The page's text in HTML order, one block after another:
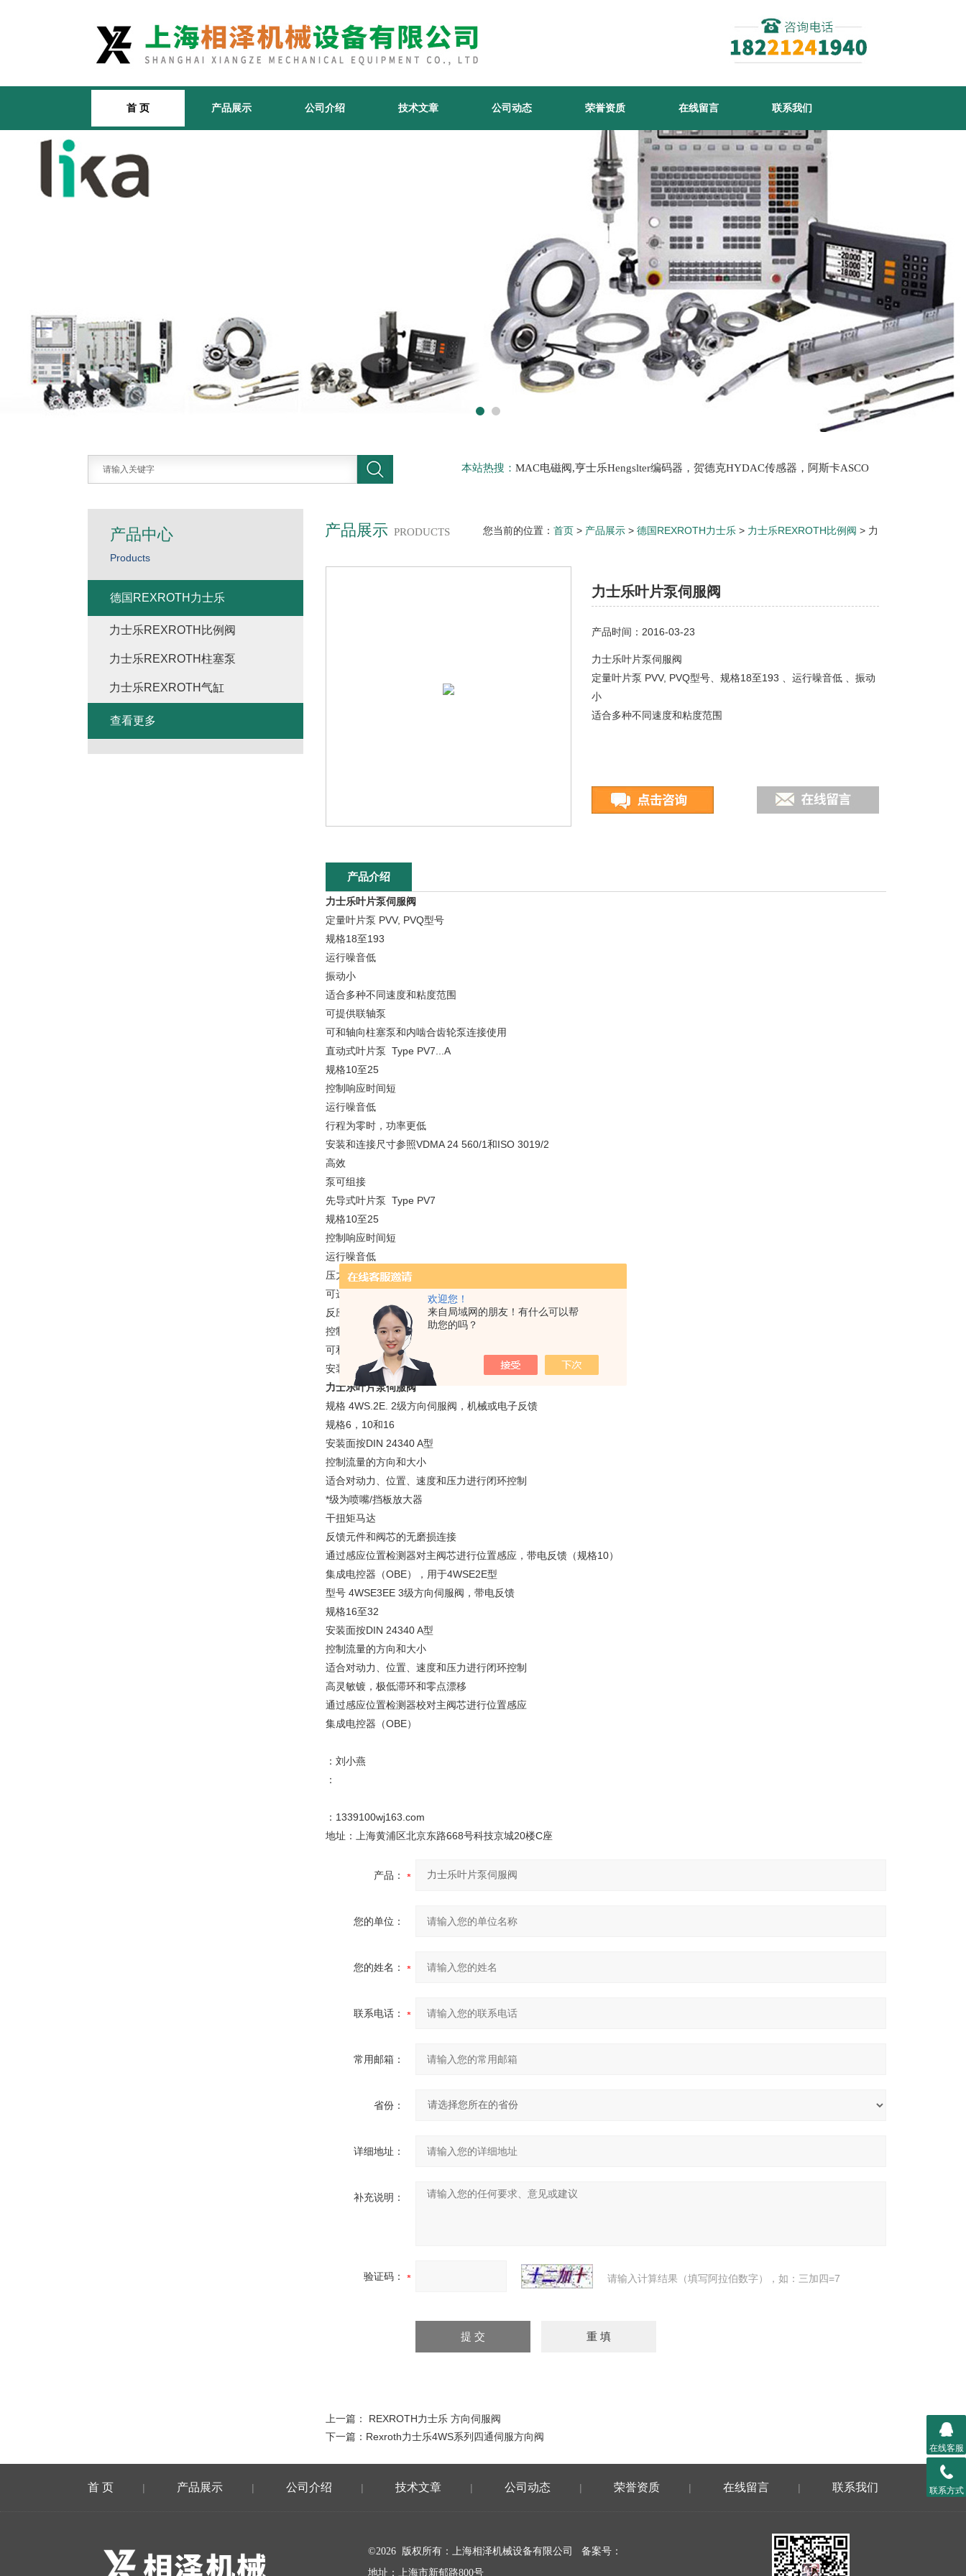
欢迎您！
来自局域网的朋友！有什么可以帮
助您的吗？
首 页 产品展示 公司介绍 技术文章 公司动态 荣誉资质 在线留言 联系我们
本站热搜： MAC电磁阀,亨士乐Hengslter编码器，贺德克HYDAC传感器，阿斯卡ASCO
产品展示 PRODUCTS 您当前的位置： 首页 > 产品展示 > 德国REXROTH力士乐 > 力士乐REXROTH比例阀 > 力
力士乐叶片泵伺服阀
产品时间：2016-03-23
力士乐叶片泵伺服阀
定量叶片泵 PVV, PVQ型号、规格18至193 、运行噪音低 、振动
小
适合多种不同速度和粘度范围
产品介绍
力士乐叶片泵伺服阀
定量叶片泵 PVV, PVQ型号
规格18至193
运行噪音低
振动小
适合多种不同速度和粘度范围
可提供联轴泵
可和轴向柱塞泵和内啮合齿轮泵连接使用
直动式叶片泵 Type PV7...A
规格10至25
控制响应时间短
运行噪音低
行程为零时，功率更低
安装和连接尺寸参照VDMA 24 560/1和ISO 3019/2
高效
泵可组接
先导式叶片泵 Type PV7
规格10至25
控制响应时间短
运行噪音低
压力和流量可控制
可选择性地锁定控制执行器
反应快，滞回时间短
控制响应时间短
可和标准泵组接
安装和连接尺寸参照VDMA 24 560/1和ISO 3019/2
力士乐叶片泵伺服阀
规格 4WS.2E. 2级方向伺服阀，机械或电子反馈
规格6，10和16
安装面按DIN 24340 A型
控制流量的方向和大小
适合对动力、位置、速度和压力进行闭环控制
*级为喷嘴/挡板放大器
干扭矩马达
反馈元件和阀芯的无磨损连接
通过感应位置检测器对主阀芯进行位置感应，带电反馈（规格10）
集成电控器（OBE），用于4WSE2E型
型号 4WSE3EE 3级方向伺服阀，带电反馈
规格16至32
安装面按DIN 24340 A型
控制流量的方向和大小
适合对动力、位置、速度和压力进行闭环控制
高灵敏镀，极低滞环和零点漂移
通过感应位置检测器校对主阀芯进行位置感应
集成电控器（OBE）
：刘小燕
：
：1339100wj163.com
地址：上海黄浦区北京东路668号科技京城20楼C座
产品：
您的单位：
您的姓名：
联系电话：
常用邮箱：
省份：
详细地址：
补充说明：
验证码： 请输入计算结果（填写阿拉伯数字），如：三加四=7
上一篇： REXROTH力士乐 方向伺服阀
下一篇： Rexroth力士乐4WS系列四通伺服方向阀
产品中心
Products
德国REXROTH力士乐
力士乐REXROTH比例阀
力士乐REXROTH柱塞泵
力士乐REXROTH气缸
查看更多
首 页 | 产品展示 | 公司介绍 | 技术文章 | 公司动态 | 荣誉资质 | 在线留言 | 联系我们
©2026 版权所有：上海相泽机械设备有限公司 备案号：
地址：上海市新郁路800号
在线客服
联系方式